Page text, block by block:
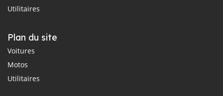
Utilitaires
Plan du site
Voitures
Motos
Utilitaires